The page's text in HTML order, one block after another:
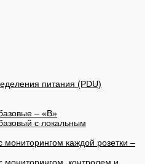
питания (PDU)
– «В»
с локальным
мониторингом каждой розетки –